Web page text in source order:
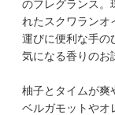
のフレグランス。
れたスクワランオ
運びに便利な手の
気になる香りのお
柚子とタイムが爽
ベルガモットやオ